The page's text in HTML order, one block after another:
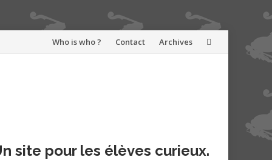
Aller
Who is who ? Contact Archives
site pour les élèves curieux.